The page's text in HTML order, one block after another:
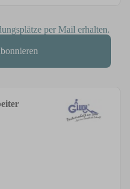
per Mail erhalten.